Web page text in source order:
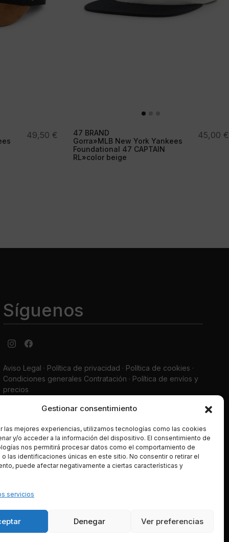
Gestionar consentimiento
las mejores experiencias, utilizamos tecnologías como las cookies
y/o acceder a la información del dispositivo. El consentimiento de
nos permitirá procesar datos como el comportamiento de
las identificaciones únicas en este sitio. No consentir o retirar el
puede afectar negativamente a ciertas características y
servicios
Denegar Ver preferencias
49,50 €
47 BRAND
Gorra»MLB New York Yankees
Foundational 47 CAPTAIN
RL»color beige
45,00 €
Síguenos
Aviso Legal · Política de privacidad · Política de cookies ·
Condiciones generales Contratación · Política de envíos y
precios
LUJONYC S.L., C. Potosí, N-2, Centro Comercial La Maquinista,
datos de las tarjetas de crédito se introducen en una página
segura de la entidad bancaria, y son transferidos mediante
tencología SSL de manera íntegra, segura, y totalmente
cifrada o encriptada a través de la red.